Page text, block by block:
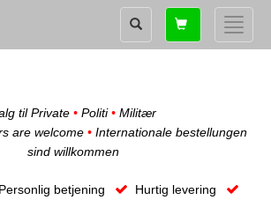
Toggle
Shopping
card
til Private • Politi• Militær
are welcome • Internationale bestellungen
sind willkommen
Personlig betjening
Hurtig levering